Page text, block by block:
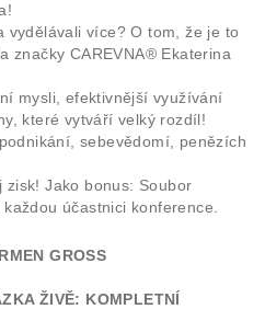
vydělávali více? O tom, že je to
značky CAREVNA® Ekaterina
mysli, efektivnější využívání
které vytváří velký rozdíl!
sebevědomí, penězích
zisk! Jako bonus: Soubor
účastnici konference.
GROSS
ŽIVĚ: KOMPLETNÍ